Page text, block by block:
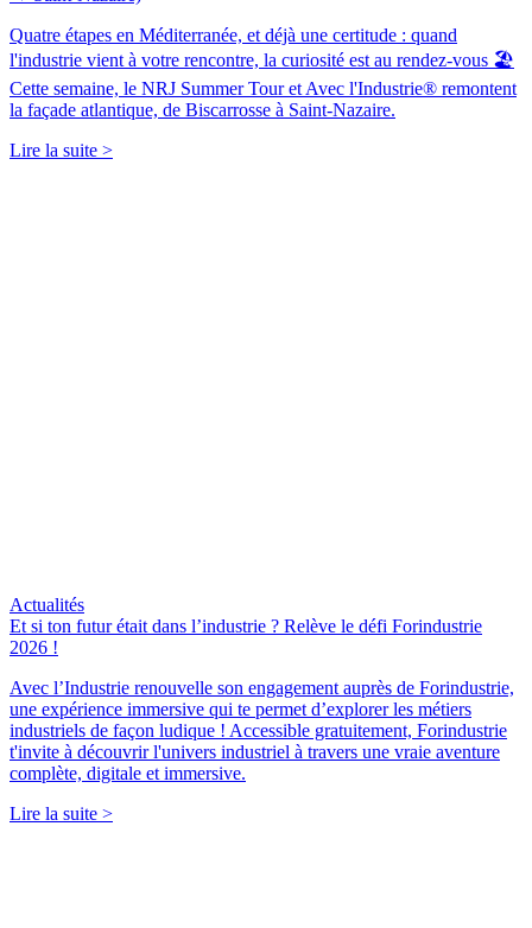
Quatre étapes en Méditerranée, et déjà une certitude : quand
l'industrie vient à votre rencontre, la curiosité est au rendez-vous 🏖️
Cette semaine, le NRJ Summer Tour et Avec l'Industrie® remontent
la façade atlantique, de Biscarrosse à Saint-Nazaire.
Lire la suite >
Actualités
Et si ton futur était dans l’industrie ? Relève le défi Forindustrie
2026 !
Avec l’Industrie renouvelle son engagement auprès de Forindustrie,
une expérience immersive qui te permet d’explorer les métiers
industriels de façon ludique ! Accessible gratuitement, Forindustrie
t'invite à découvrir l'univers industriel à travers une vraie aventure
complète, digitale et immersive.
Lire la suite >